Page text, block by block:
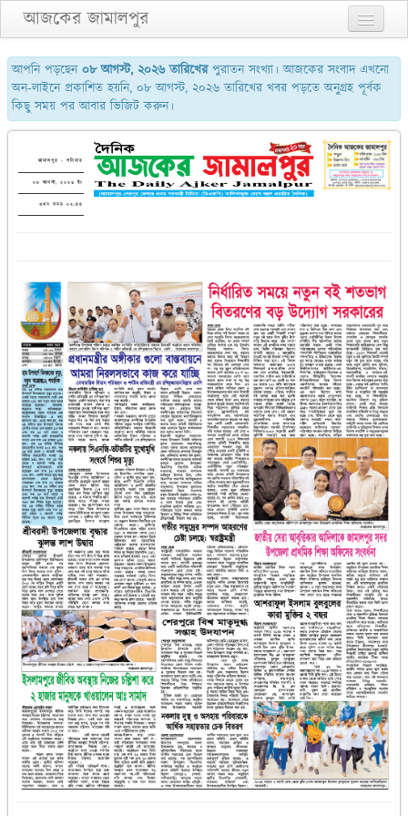
আজকের জামালপুর
প্রথম পাতা
২য় পাতা
৩য় পাতা
শেষের পাতা
আমাদের সম্পর্কে
পুরাতন সংখ্যা
আপনি পড়ছেন০৮ আগস্ট, ২০২৬ তারিখেরপুরাতন সংখ্যা। আজকের সংবাদ এখনো
অন-লাইনে প্রকাশিত হয়নি, ০৮ আগস্ট, ২০২৬ তারিখের খবর পড়তে অনুগ্রহ পূর্বক
কিছু সময় পর আবার ভিজিট করুন।
জামালপুর - শনিবার
০৮ আগস্ট, ২০২৬ ইং
এখন সময় ০২:৪৪